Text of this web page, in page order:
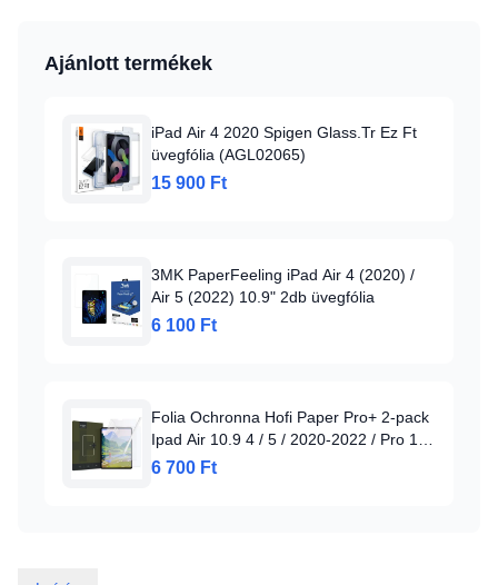
Ajánlott termékek
iPad Air 4 2020 Spigen Glass.Tr Ez Ft
üvegfólia (AGL02065)
15 900 Ft
3MK PaperFeeling iPad Air 4 (2020) /
Air 5 (2022) 10.9" 2db üvegfólia
6 100 Ft
Folia Ochronna Hofi Paper Pro+ 2-pack
Ipad Air 10.9 4 / 5 / 2020-2022 / Pro 11
2 / 3 / 4 / 2020-2022 Matte Clear
6 700 Ft